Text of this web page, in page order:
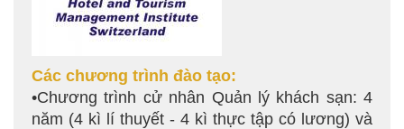
Các chương trình đào tạo:
•Chương trình cử nhân Quản lý khách sạn: 4
năm (4 kì lí thuyết - 4 kì thực tập có lương) và